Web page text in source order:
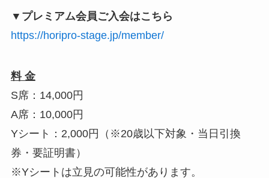
▼プレミアム会員ご入会はこちら
https://horipro-stage.jp/member/
料 金
S席：14,000円
A席：10,000円
Yシート：2,000円（※20歳以下対象・当日引換
券・要証明書）
※Yシートは立見の可能性があります。